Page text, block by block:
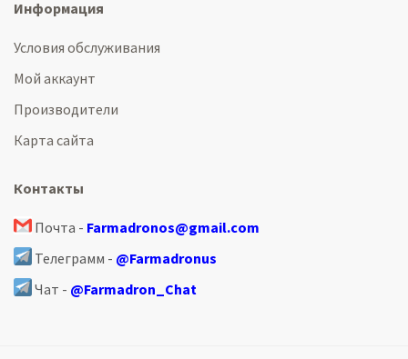
Информация
Условия обслуживания
Мой аккаунт
Производители
Карта сайта
Контакты
Почта - Farmadronos@gmail.com
Телеграмм - @Farmadronus
Чат - @Farmadron_Chat